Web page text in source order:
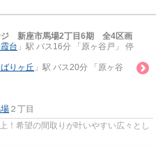
ジ 新座市馬場2丁目6期 全4区画
台 」駅 バス16分 「原ヶ谷戸」 停
りヶ丘 」駅 バス20分 「原ヶ谷
２丁目
！希望の間取りが叶いやすい広々とし